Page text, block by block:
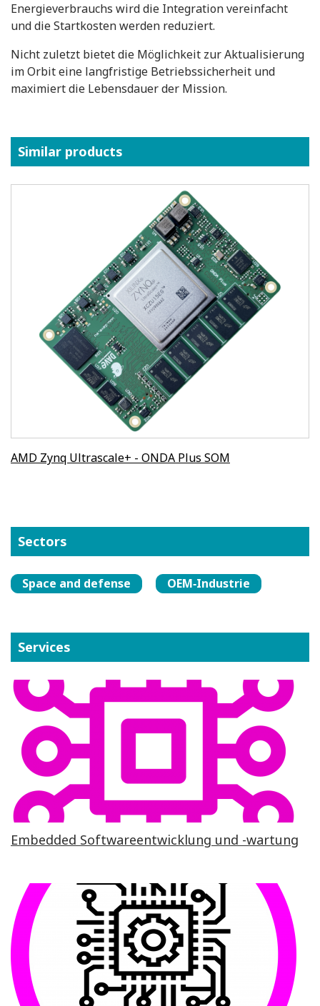
Energieverbrauchs wird die Integration vereinfacht
und die Startkosten werden reduziert.
Nicht zuletzt bietet die Möglichkeit zur Aktualisierung
im Orbit eine langfristige Betriebssicherheit und
maximiert die Lebensdauer der Mission.
Similar products
AMD Zynq Ultrascale+ - ONDA Plus SOM
Sectors
Space and defense OEM‑Industrie
Services
Embedded Softwareentwicklung und -wartung